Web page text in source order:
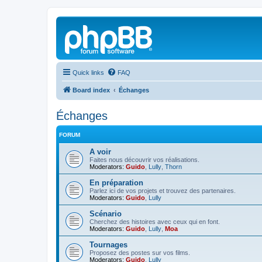
Quick links FAQ
Board index Échanges
Échanges
FORUM
A voir
Faites nous découvrir vos réalisations.
Moderators: Guido Lully Thorn
En préparation
Parlez ici de vos projets et trouvez des partenaires.
Moderators: Guido Lully
Scénario
Cherchez des histoires avec ceux qui en font.
Moderators: Guido Lully Moa
Tournages
Proposez des postes sur vos films.
Moderators: Guido Lully